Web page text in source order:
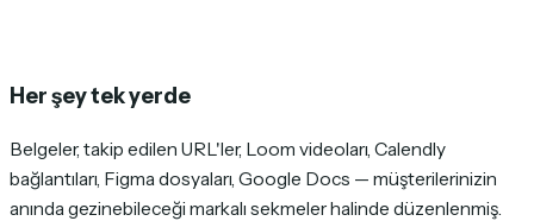
Her şey tek yerde
Belgeler, takip edilen URL'ler, Loom videoları, Calendly
bağlantıları, Figma dosyaları, Google Docs — müşterilerinizin
anında gezinebileceği markalı sekmeler halinde düzenlenmiş.